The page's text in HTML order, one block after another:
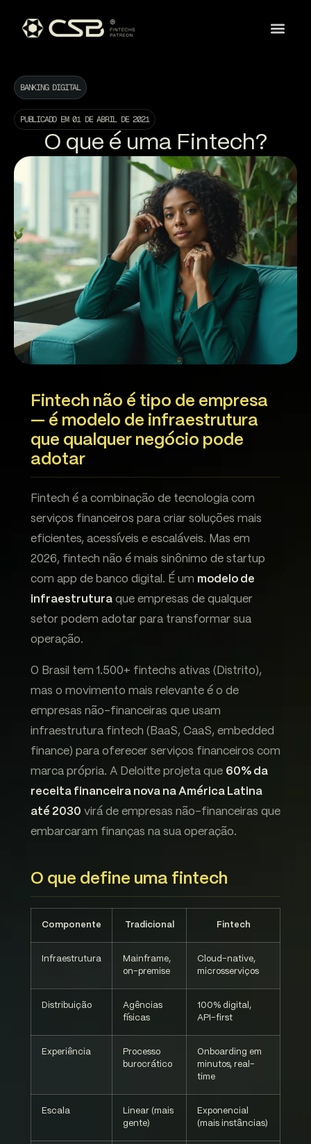
BANKING DIGITAL
PUBLICADO EM 01 DE ABRIL DE 2021
O que é uma Fintech?
Fintech não é tipo de empresa
— é modelo de infraestrutura
que qualquer negócio pode
adotar
Fintech é a combinação de tecnologia com
serviços financeiros para criar soluções mais
eficientes, acessíveis e escaláveis. Mas em
2026, fintech não é mais sinônimo de startup
com app de banco digital. É um modelo de
infraestrutura que empresas de qualquer
setor podem adotar para transformar sua
operação.
O Brasil tem 1.500+ fintechs ativas (Distrito),
mas o movimento mais relevante é o de
empresas não-financeiras que usam
infraestrutura fintech (BaaS, CaaS, embedded
finance) para oferecer serviços financeiros com
marca própria. A Deloitte projeta que 60% da
receita financeira nova na América Latina
até 2030 virá de empresas não-financeiras que
embarcaram finanças na sua operação.
O que define uma fintech
Componente Tradicional Fintech
Infraestrutura
Mainframe,
on-premise
Cloud-native,
microsserviços
Distribuição
Agências
físicas
100% digital,
API-first
Experiência
Processo
burocrático
Onboarding em
minutos, real-
time
Escala
Linear (mais
gente)
Exponencial
(mais instâncias)